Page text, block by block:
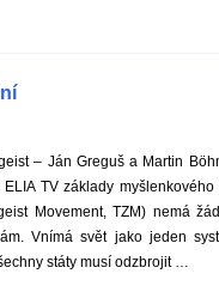
– Ján Greguš a Martin
TV základy
Movement, TZM) nemá
Vnímá svět jako jeden
státy musí odzbrojit …